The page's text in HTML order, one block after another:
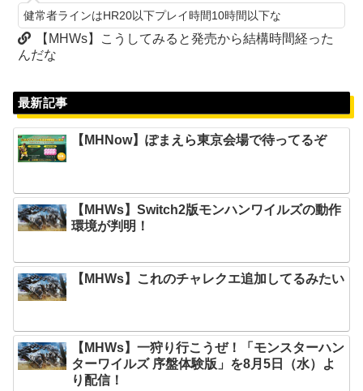
健常者ラインはHR20以下プレイ時間10時間以下な
【MHWs】こうしてみると発売から結構時間経った
んだな
最新記事
【MHNow】ぽまえら東京会場で待ってるぞ
【MHWs】Switch2版モンハンワイルズの動作
環境が判明！
【MHWs】これのチャレクエ追加してるみたい
【MHWs】一狩り行こうぜ！「モンスターハン
ターワイルズ 序盤体験版」を8月5日（水）よ
り配信！